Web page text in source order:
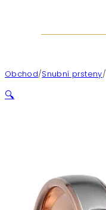
Obchod/Snubní prsteny/
🔍